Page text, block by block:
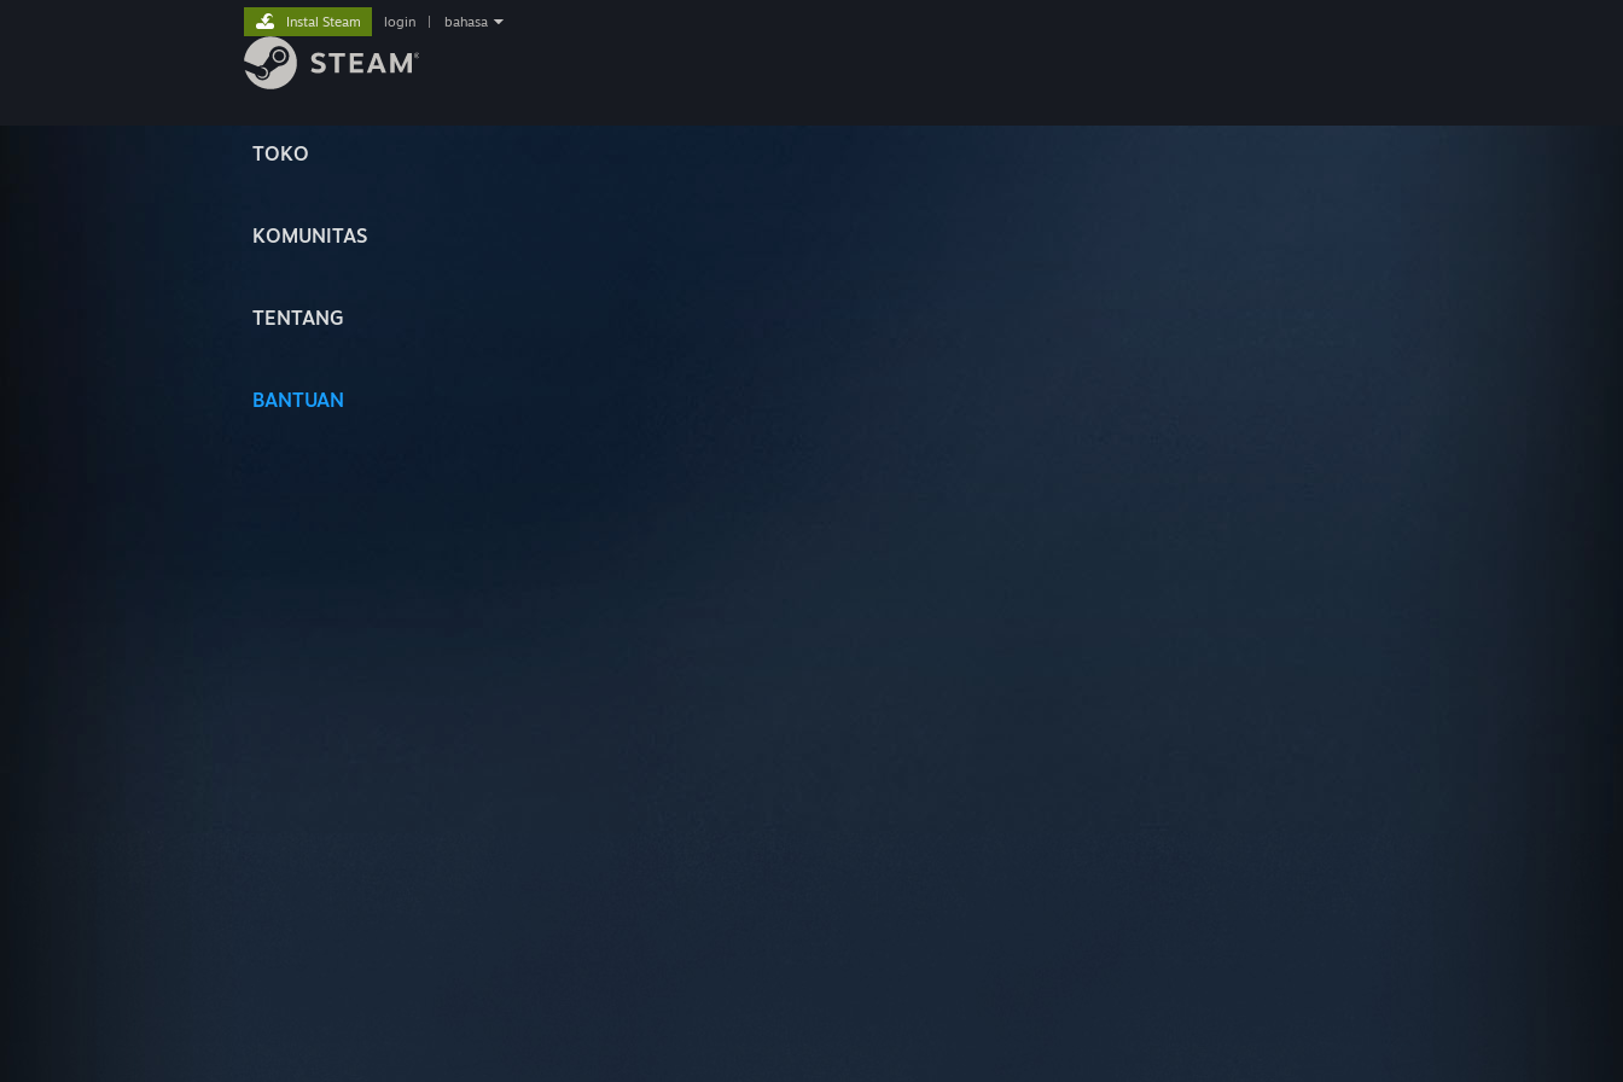
TOKO
KOMUNITAS
TENTANG
BANTUAN
Instal Steam login bahasa